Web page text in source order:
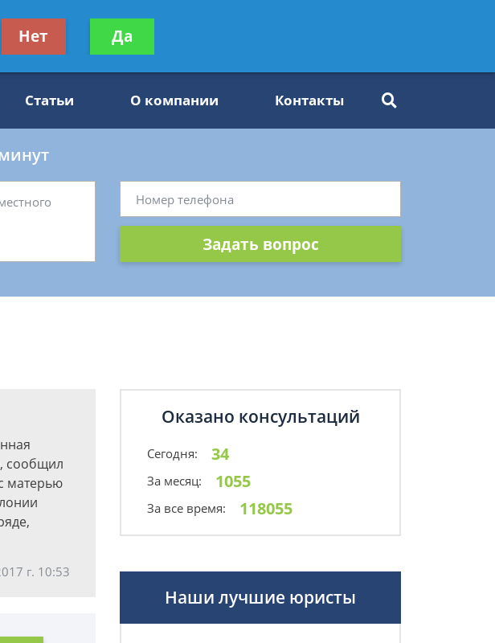
Получите консультацию
бесплатно
Статьи О компании Контакты
Задать вопрос
сообщил
матерью
г. 10:53
Оказано консультаций
Сегодня: 34
За месяц: 1055
За все время: 118055
Наши лучшие юристы
Нет Да